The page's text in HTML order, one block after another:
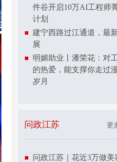
件谷开启10万AI工程师
计划
建宁西路过江通道，最
展
明媚助业丨潘荣花：对
的热爱，能支撑你走过
岁月
问政江苏 更
问政江苏｜花近3万做美